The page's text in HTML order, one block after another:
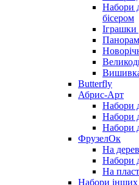
Набори
бісером
Іграшки
Butterfly
Абрис-Арт
Набори
Набори
Набори
ФрузелОк
На
Набори
На
Набори інших